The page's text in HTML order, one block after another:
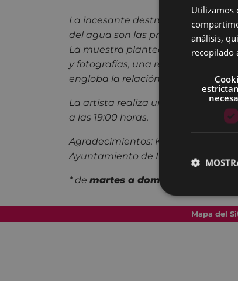
La incesante destrucción del
del agua son las premisas de esta
La muestra plantea, a través de
y fotografías, una reflexión en
engloba la relación de la
La artista realiza una visita guiada
a las 19:00 horas.
Agradecimientos: Kutxa
Ayuntamiento de Irún.
* de martes a domingo
Mapa del
Utilizamos
análisis,
recopilado